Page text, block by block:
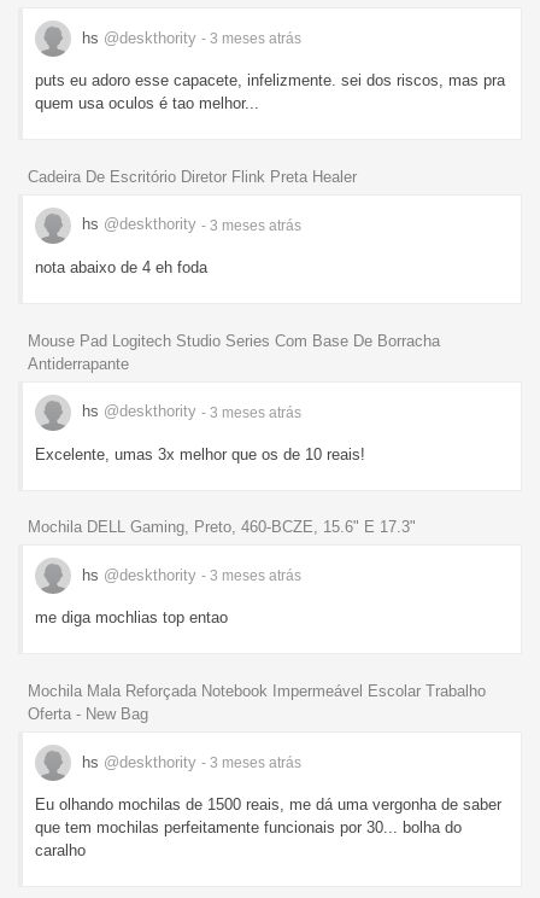
hs @deskthority - 3 meses atrás
puts eu adoro esse capacete, infelizmente. sei dos riscos, mas pra
quem usa oculos é tao melhor...
Cadeira De Escritório Diretor Flink Preta Healer
hs @deskthority - 3 meses atrás
nota abaixo de 4 eh foda
Mouse Pad Logitech Studio Series Com Base De Borracha
Antiderrapante
hs @deskthority - 3 meses atrás
Excelente, umas 3x melhor que os de 10 reais!
Mochila DELL Gaming, Preto, 460-BCZE, 15.6" E 17.3"
hs @deskthority - 3 meses atrás
me diga mochlias top entao
Mochila Mala Reforçada Notebook Impermeável Escolar Trabalho
Oferta - New Bag
hs @deskthority - 3 meses atrás
Eu olhando mochilas de 1500 reais, me dá uma vergonha de saber
que tem mochilas perfeitamente funcionais por 30... bolha do
caralho